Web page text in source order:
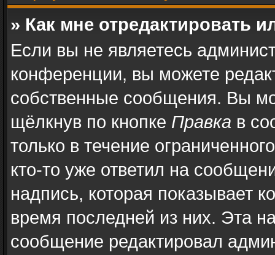
» Как мне отредактировать
Если вы не являетесь
конференции, вы можете
собственные сообщения. Вы
щёлкнув по кнопке Правка в
только в течение
кто-то уже ответил на
надпись, которая показывает
время последней из них. Эта
сообщение редактировал